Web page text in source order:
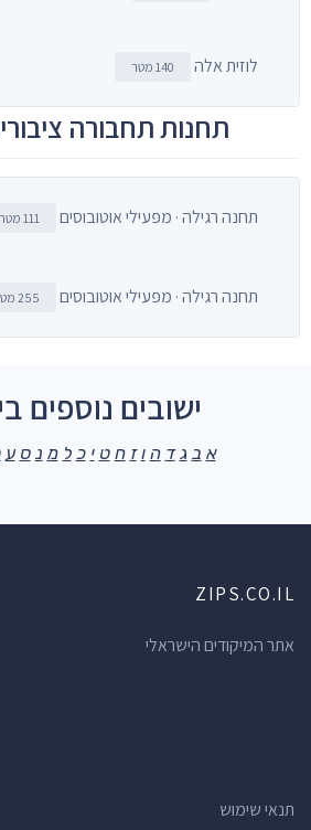
לוזית אלה 140 מטר
תחנות תחבורה
תחנה רגילה · מפעילי אוטובוסים 111 מטר
תחנה רגילה · מפעילי אוטובוסים 255 מטר
ישובים נוספים
א ב ג ד ה ו ז ח ט י כ ל מ נ ס ע
ZIPS.CO.IL
אתר המיקודים הישראלי
תנאי שימוש